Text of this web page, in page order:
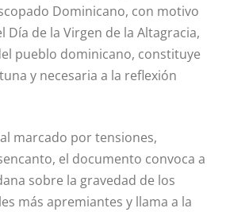
Dominicano, con motivo
Día de la Virgen de la Altagracia,
pueblo dominicano, constituye
y necesaria a la reflexión
marcado por tensiones,
el documento convoca a
sobre la gravedad de los
más apremiantes y llama a la